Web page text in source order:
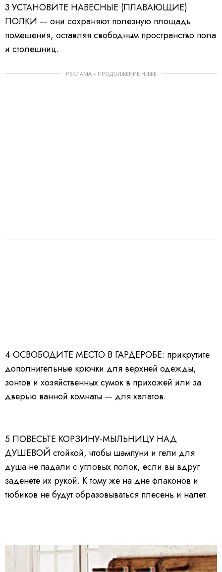
3 УСТАНОВИТЕ НАВЕСНЫЕ (ПЛАВАЮЩИЕ)
ПОЛКИ — они сохраняют полезную площадь
помещения, оставляя свободным пространство пола
и столешниц.
РЕКЛАМА – ПРОДОЛЖЕНИЕ НИЖЕ
4ОСВОБОДИТЕ МЕСТО В ГАРДЕРОБЕ: прикрутите
дополнительные крючки для верхней одежды,
зонтов и хозяйственных сумок в прихожей или за
дверью ванной комнаты — для халатов.
5 ПОВЕСЬТЕ КОРЗИНУ-МЫЛЬНИЦУ НАД
ДУШЕВОЙ стойкой, чтобы шампуни и гели для
душа не падали с угловых полок, если вы вдруг
заденете их рукой. К тому же на дне флаконов и
тюбиков не будут образовываться плесень и налет.